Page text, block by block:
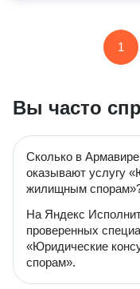
1
Вы часто
Сколько в
оказывают услугу
жилищным
На Яндекс
проверенных
«Юридические
спорам».